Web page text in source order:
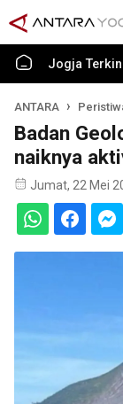
Jogja
ANTARA
Badan
naiknya
Jumat, 22 Mei